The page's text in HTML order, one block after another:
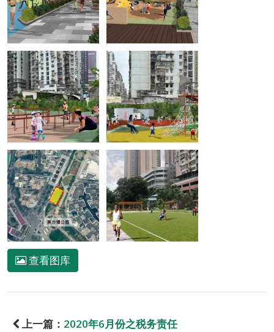
查看图库
上一篇： 2020年6月份之税务责任